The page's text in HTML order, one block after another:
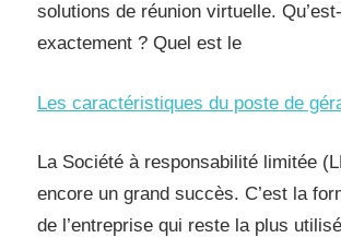
solutions de réunion virtuelle.
exactement ? Quel est le
Les caractéristiques du poste de
La Société à responsabilité limitée
encore un grand succès. C’est la
de l’entreprise qui reste la plus